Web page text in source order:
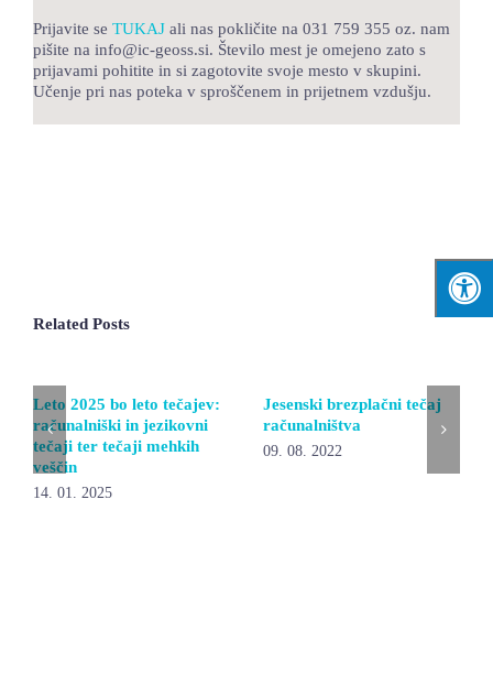
Prijavite se TUKAJali nas pokličite na 031 759 355 oz. nam
pišite na info@ic-geoss.si. Število mest je omejeno zato s
prijavami pohitite in si zagotovite svoje mesto v skupini.
Učenje pri nas poteka v sproščenem in prijetnem vzdušju.
Related Posts
Leto 2025 bo leto tečajev:
računalniški in jezikovni
tečaji ter tečaji mehkih
veščin
14. 01. 2025
Jesenski brezplačni tečaj
računalništva
09. 08. 2022